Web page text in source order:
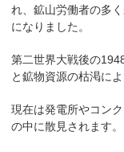
れ、鉱山労働者の多
になりました。
第二世界大戦後の
と鉱物資源の枯渇に
現在は発電所やコン
の中に散見されます。